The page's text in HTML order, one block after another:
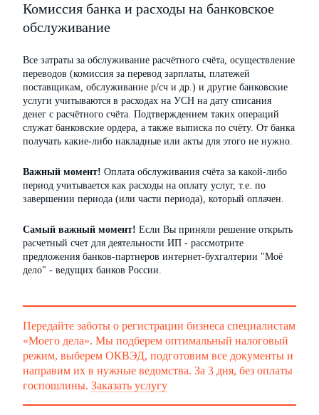
Комиссия банка и расходы на банковское
обслуживание
Все затраты за обслуживание расчётного счёта, осуществление
переводов (комиссия за перевод зарплаты, платежей
поставщикам, обслуживание р/сч и др.) и другие банковские
услуги учитываются в расходах на УСН на дату списания
денег с расчётного счёта. Подтверждением таких операций
служат банковские ордера, а также выписка по счёту. От банка
получать какие-либо накладные или акты для этого не нужно.
Важный момент! Оплата обслуживания счёта за какой-либо
период учитывается как расходы на оплату услуг, т.е. по
завершении периода (или части периода), который оплачен.
Самый важный момент! Если Вы приняли решение открыть
расчетный счет для деятельности ИП - рассмотрите
предложения банков-партнеров интернет-бухгалтерии "Моё
дело" - ведущих банков России.
Передайте заботы о регистрации бизнеса специалистам
«Моего дела». Мы подберем оптимальный налоговый
режим, выберем ОКВЭД, подготовим все документы и
направим их в нужные ведомства. За 3 дня, без оплаты
госпошлины. Заказать услугу